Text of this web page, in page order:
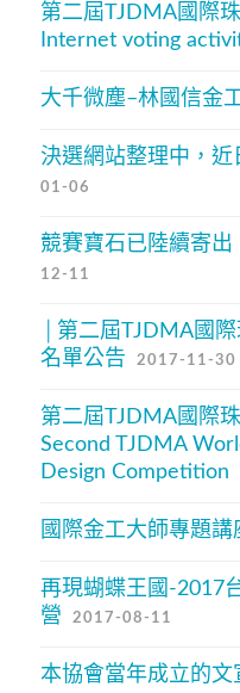
第二屆TJDMA國際
Internet voting
大千微塵–林國信金
決選網站整理中，
01-06
競賽寶石已陸續寄
12-11
│第二屆TJDMA國
名單公告
2017-11-30
第二屆TJDMA國際
Second TJDMA
Design Competition
國際金工大師專題講
再現蝴蝶王國-2017
營
2017-08-11
本協會當年成立的文